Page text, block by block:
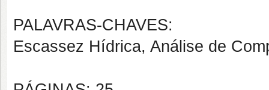
PALAVRAS-CHAVES:
Escassez Hídrica, Análise de